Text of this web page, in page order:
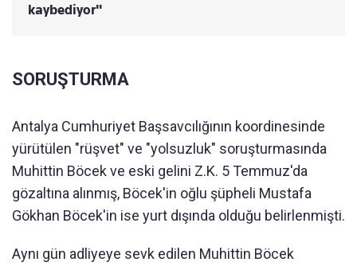
kaybediyor"
SORUŞTURMA
​​​​​​​Antalya Cumhuriyet Başsavcılığının koordinesinde
yürütülen "rüşvet" ve "yolsuzluk" soruşturmasında
Muhittin Böcek ve eski gelini Z.K. 5 Temmuz'da
gözaltına alınmış, Böcek'in oğlu şüpheli Mustafa
Gökhan Böcek'in ise yurt dışında olduğu belirlenmişti.
Aynı gün adliyeye sevk edilen Muhittin Böcek